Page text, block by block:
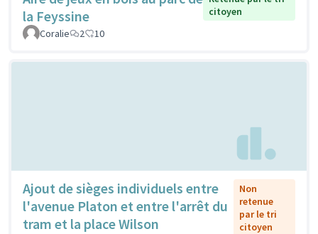
la Feyssine
citoyen
Coralie
2 10
Ajout de sièges individuels entre
l'avenue Platon et entre l'arrêt du
tram et la place Wilson
Non
retenue
par le tri
citoyen